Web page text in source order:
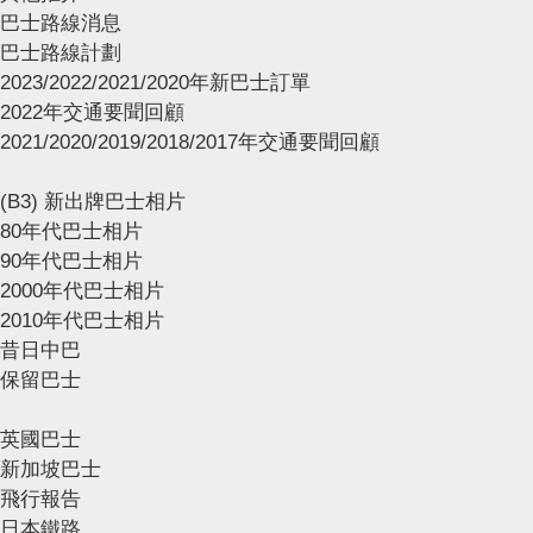
巴士路線消息
巴士路線計劃
2023/2022/2021/2020年新巴士訂單
2022年交通要聞回顧
2021/2020/2019/2018/2017年交通要聞回顧
(B3) 新出牌巴士相片
80年代巴士相片
90年代巴士相片
2000年代巴士相片
2010年代巴士相片
昔日中巴
保留巴士
英國巴士
新加坡巴士
飛行報告
日本鐵路